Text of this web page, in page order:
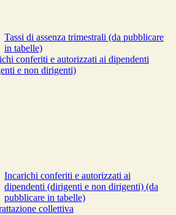
Tassi di assenza trimestrali (da pubblicare
in tabelle)
conferiti e autorizzati ai dipendenti
e non dirigenti)
Incarichi conferiti e autorizzati ai
dipendenti (dirigenti e non dirigenti) (da
pubblicare in tabelle)
collettiva